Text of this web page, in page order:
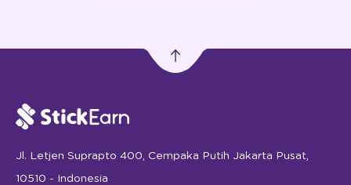
Jl. Letjen Suprapto 400, Cempaka Putih Jakarta Pusat,
10510 - Indonesia